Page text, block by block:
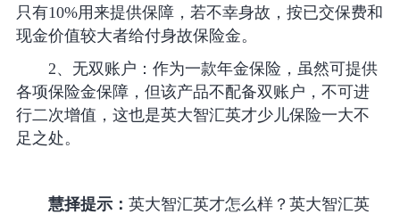
只有10%用来提供保障，若不幸身故，按已交保费和
现金价值较大者给付身故保险金。
2、无双账户：作为一款年金保险，虽然可提供
各项保险金保障，但该产品不配备双账户，不可进
行二次增值，这也是英大智汇英才少儿保险一大不
足之处。
慧择提示： 英大智汇英才怎么样？英大智汇英